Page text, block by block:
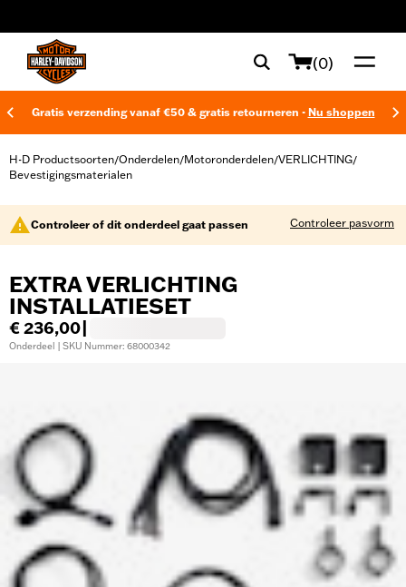
(0)
Gratis verzending vanaf €50 & gratis retourneren - Nu shoppen
H-D Productsoorten/Onderdelen/Motoronderdelen/VERLICHTING/
Bevestigingsmaterialen
Controleer of dit onderdeel gaat passen Controleer pasvorm
EXTRA VERLICHTING
INSTALLATIESET
€ 236,00
Onderdeel | SKU Nummer: 68000342